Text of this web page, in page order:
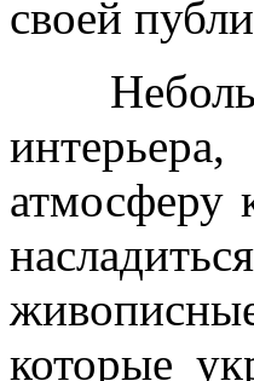
своей
атмосферу
которые